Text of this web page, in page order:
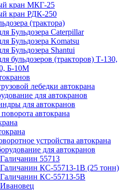
кран МКГ-25
кран РДК-250
(трактора)
Бульдозера Caterpillar
Бульдозера Komatsu
Бульдозера Shantui
бульдозеров (тракторов) Т-130,
Б-10М
лебедки автокрана
для автокранов
для автокранов
автокрана
устройства автокрана
для автокранов
55713
КС-55713-1В (25 тонн)
КС-55713-5В